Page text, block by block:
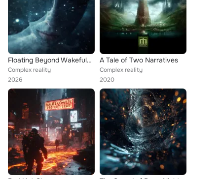
Floating Beyond Wakefulness
Complex reality
2026
A Tale of Two Narratives
Complex reality
2020